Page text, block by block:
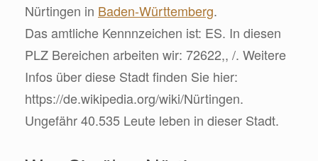
Nürtingen in Baden-Württemberg.
Das amtliche Kennnzeichen ist: ES. In diesen
PLZ Bereichen arbeiten wir: 72622,, /. Weitere
Infos über diese Stadt finden Sie hier:
https://de.wikipedia.org/wiki/Nürtingen.
Ungefähr 40.535 Leute leben in dieser Stadt.